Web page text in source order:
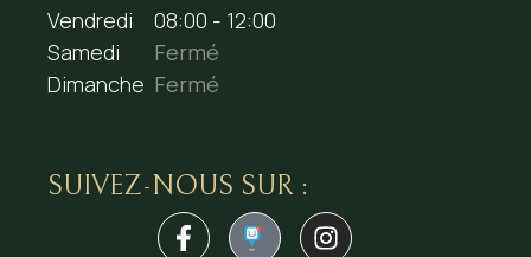
Vendredi
08:00 - 12:00
Samedi
Fermé
Dimanche Fermé
SUIVEZ-NOUS SUR :
1